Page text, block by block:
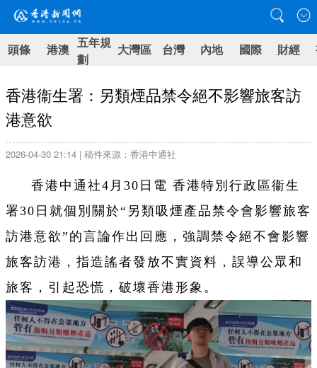
頭條 港澳 五年規
劃
大灣區 台灣 內地 國際 財經
香港衞生署：另類煙品禁令絕不影響旅客訪
港意欲
2026-04-30 21:14 | 稿件來源：香港中通社
香港中通社4月30日電 香港特別行政區衞生
署30日就個別關於“另類吸煙產品禁令會影響旅客
訪港意欲”的言論作出回應，強調禁令絕不會影響
旅客訪港，指造謠者發放不實資料，誤導公眾和
旅客，引起恐慌，破壞香港形象。